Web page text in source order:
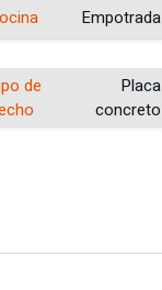
Empotrada
de
Placa
concreto